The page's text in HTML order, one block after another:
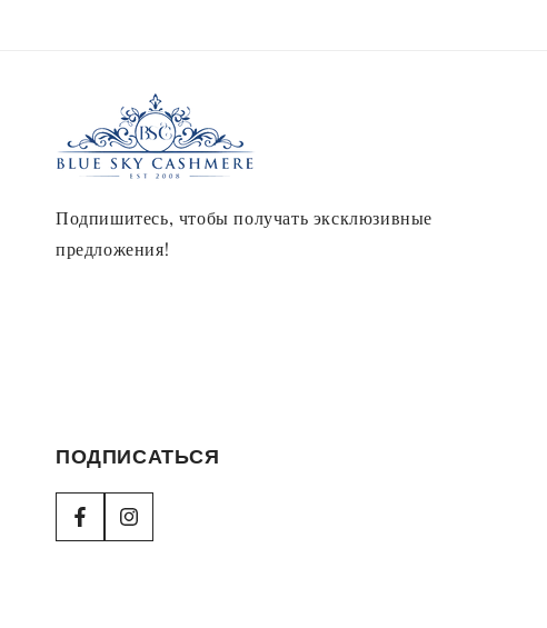
Подпишитесь, чтобы получать эксклюзивные
предложения!
ПОДПИСАТЬСЯ
FacebookInstagram